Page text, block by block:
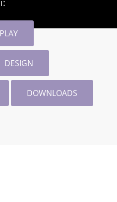
DESIGN
DOWNLOADS